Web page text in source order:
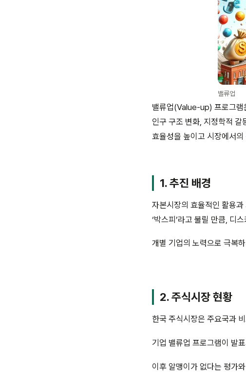
밸류업
밸류업(Value-up) 프로그램
인구 구조 변화, 지정학적
효율성을 높이고 시장에서
1. 추진 배경
자본시장의 효율적인 활용
‘박스피’라고 불릴 만큼, 디
개별 기업의 노력으로 극복
2. 주식시장 현황
한국 주식시장은 주요국과
기업 밸류업 프로그램이 발
이후 알맹이가 없다는 평가